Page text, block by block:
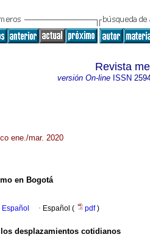
Revista
versión On-lineISSN
ene./mar. 2020
en Bogotá
· Español ( pdf)
desplazamientos cotidianos